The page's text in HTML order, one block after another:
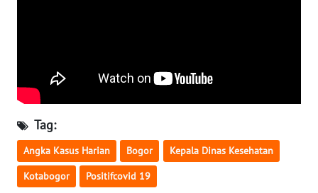
Tag:
Angka Kasus Harian Bogor Kepala Dinas Kesehatan
Kotabogor Positifcovid 19
LAMPUNG
WN
JATENG